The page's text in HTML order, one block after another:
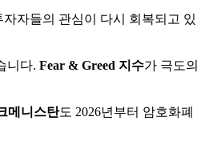
자들의 관심이 다시 회복되고 있
니다. Fear & Greed 지수가 극도의
메니스탄도 2026년부터 암호화폐